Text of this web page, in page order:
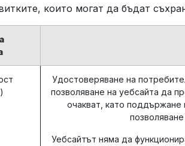
които могат да бъдат
Удостоверяване на
позволяване на уебсайта да
очакват, като поддържане
Уебсайтът няма да